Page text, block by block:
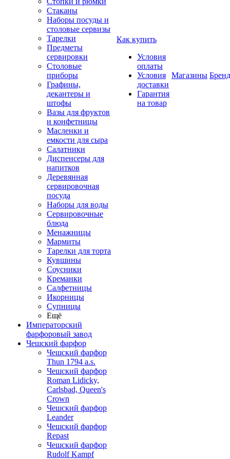
Стаканы
Наборы посуды и
столовые сервизы
Тарелки
Предметы
сервировки
Столовые
приборы
Графины,
декантеры и
штофы
Вазы для фруктов
и конфетницы
Масленки и
емкости для сыра
Салатники
Диспенсеры для
напитков
Деревянная
сервировочная
посуда
Наборы для воды
Сервировочные
блюда
Менажницы
Мармиты
Тарелки для торта
Кувшины
Соусники
Креманки
Салфетницы
Икорницы
Супницы
Ещё
Императорский
фарфоровый завод
Чешский фарфор
Чешский фарфор
Thun 1794 a.s.
Чешский фарфор
Roman Lidicky,
Carlsbad, Queen's
Crown
Чешский фарфор
Leander
Чешский фарфор
Repast
Чешский фарфор
Rudolf Kampf
Как купить
Условия
оплаты
Условия
доставки
Гарантия
на товар
Магазины